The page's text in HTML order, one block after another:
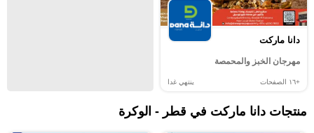
دانا ماركت
مهرجان الخبز والمحمصة
+١٦ الصفحات ينتهي غدا
منتجات دانا ماركت في قطر - الوكرة